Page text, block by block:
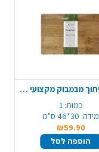
קרש חיתוך מבמבוק מקצועי - גדול
כמות: 1
מידה: 30*46 ס"מ
₪59.90
הוספה לסל